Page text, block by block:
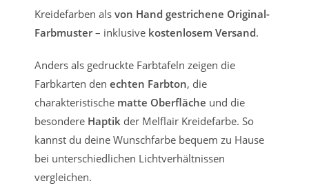
Kreidefarben als von Hand gestrichene Original-
Farbmuster– inklusive kostenlosem Versand.
Anders als gedruckte Farbtafeln zeigen die
Farbkarten den echten Farbton, die
charakteristische matte Oberfläche und die
besondere Haptik der Melflair Kreidefarbe. So
kannst du deine Wunschfarbe bequem zu Hause
bei unterschiedlichen Lichtverhältnissen
vergleichen.